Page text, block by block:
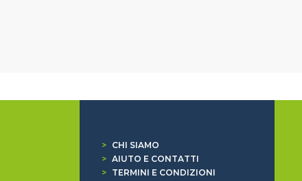
>
CHI SIAMO
> AIUTO E CONTATTI
>
TERMINI E CONDIZIONI